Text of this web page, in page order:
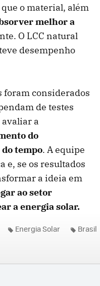
o material, além
melhor a
O LCC natural
desempenho
foram considerados
de testes
a
do
tempo. A equipe
e, se os resultados
a ideia em
ao setor
a energia solar.
Energia Solar Brasil